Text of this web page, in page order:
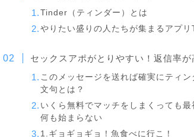
Tinder（ティンダー）とは
やりたい盛りの人たちが集まるアプリ
セックスアポがとりやすい！返信率
このメッセージを送れば確実にティ
文句とは？
いくら無料でマッチをしまくっても
何も始まらない
1.ギョギョギョ！魚食べに行こ！